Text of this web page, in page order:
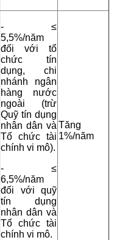
- ≤
5,5%/năm
đối với tổ
chức tín
dụng, chi
nhánh ngân
hàng nước
ngoài (trừ
Quỹ tín dụng
nhân dân và
Tổ chức tài
chính vi mô).
- ≤
6,5%/năm
đối với quỹ
tín dụng
nhân dân và
Tổ chức tài
chính vi mô.
Tăng
1%/năm